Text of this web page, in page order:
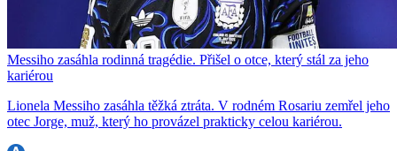
Messiho zasáhla rodinná tragédie. Přišel o otce, který stál za jeho
kariérou
Lionela Messiho zasáhla těžká ztráta. V rodném Rosariu zemřel jeho
otec Jorge, muž, který ho provázel prakticky celou kariérou.